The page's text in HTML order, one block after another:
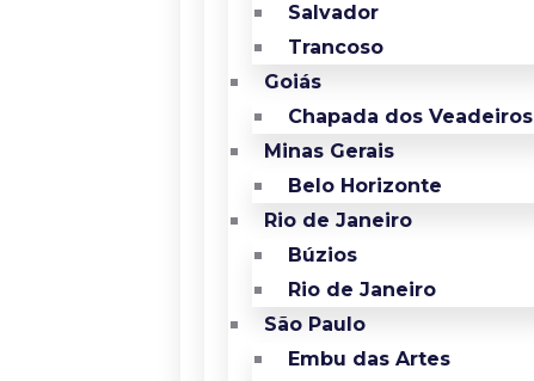
Salvador
Trancoso
Goiás
Chapada dos Veadeiros
Minas Gerais
Belo Horizonte
Rio de Janeiro
Búzios
Rio de Janeiro
São Paulo
Embu das Artes